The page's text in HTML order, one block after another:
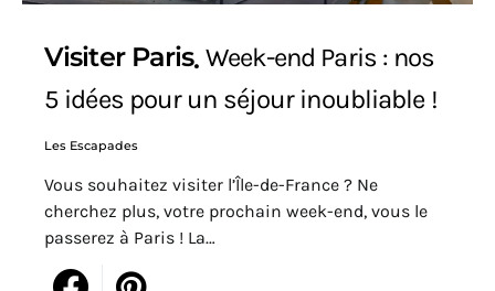
Visiter Paris Week-end Paris : nos
5 idées pour un séjour inoubliable !
Les Escapades
Vous souhaitez visiter l’Île-de-France ? Ne
cherchez plus, votre prochain week-end, vous le
passerez à Paris ! La…